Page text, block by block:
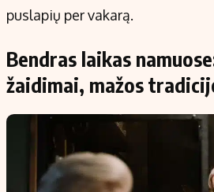
puslapių per vakarą.
Bendras laikas
žaidimai, mažos